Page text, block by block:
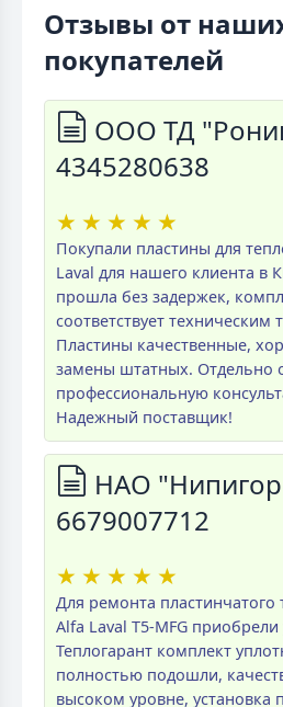
Отзывы от
покупателей
ООО ТД
4345280638
★ ★ ★ ★ ★
Покупали пластины для
Laval для нашего клиента в
прошла без задержек,
соответствует техническим
Пластины качественные,
замены штатных. Отдельно
профессиональную
Надежный поставщик!
НАО
6679007712
★ ★ ★ ★ ★
Для ремонта
Alfa Laval T5-MFG
Теплогарант комплект
полностью подошли,
высоком уровне, установка